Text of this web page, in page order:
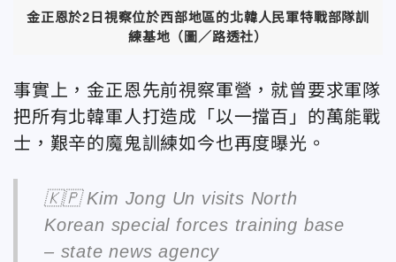
金正恩於2日視察位於西部地區的北韓人民軍特戰部隊訓
練基地（圖／路透社）
事實上，金正恩先前視察軍營，就曾要求軍隊
把所有北韓軍人打造成「以一擋百」的萬能戰
士，艱辛的魔鬼訓練如今也再度曝光。
🇰🇵 Kim Jong Un visits North
Korean special forces training base
– state news agency